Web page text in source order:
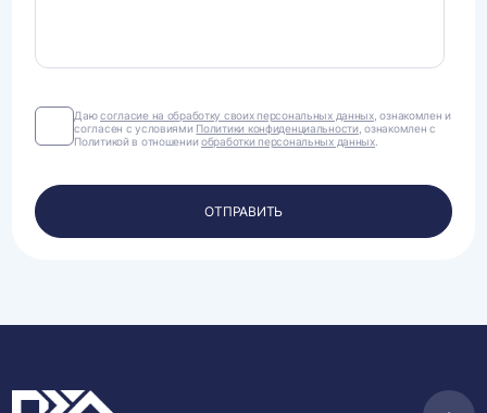
Даю
согласие
на
своих
персональных
данных.
Даюсогласие на обработку своих персональных данных, ознакомлен и
согласен с условиями Политики конфиденциальности , ознакомлен с
Политикой в отношенииобработки персональных данных.
ОТПРАВИТЬ